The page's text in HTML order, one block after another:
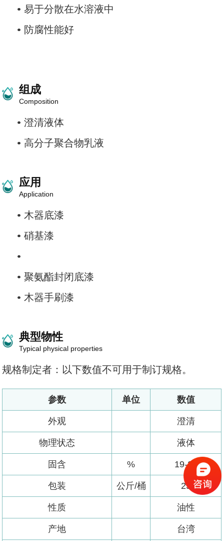
易于分散在水溶液中
防腐性能好
组成
Composition
澄清液体
高分子聚合物乳液
应用
Application
木器底漆
硝基漆
聚氨酯封闭底漆
木器手刷漆
典型物性
Typical physical properties
规格制定者：以下数值不可用于制订规格。
参数 单位 数值
外观 澄清
物理状态 液体
固含 % 19-21
包装 公斤/桶 25
性质 油性
产地 台湾